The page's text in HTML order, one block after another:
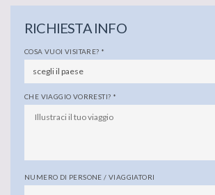
RICHIESTA INFO
COSA VUOI VISITARE? *
CHE VIAGGIO VORRESTI? *
NUMERO DI PERSONE / VIAGGIATORI